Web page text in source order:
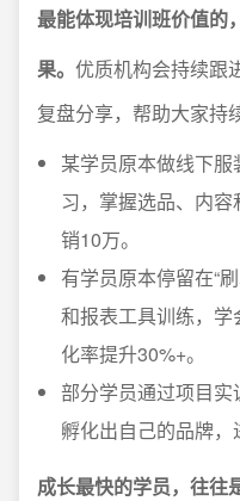
最能体现培训班价值的
果。 优质机构会持续跟
复盘分享，帮助大家持
某学员原本做线下
习，掌握选品、内
销10万。
有学员原本停留在“
和报表工具训练，
化率提升30%+。
部分学员通过项目实
孵化出自己的品牌，
成长最快的学员，往往